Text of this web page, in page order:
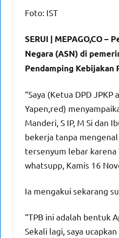
Foto: IST
SERUI | MEPAGO,CO
Negara (ASN) di
Pendamping Kebijakan
“Saya (Ketua DPD
Yapen,red)
Manderi, S IP, M Si dan
bekerja tanpa mengenal
tersenyum lebar karena
whatsupp, Kamis 16
Ia mengakui sekarang
“TPB ini adalah bentuk
Sekali lagi, saya